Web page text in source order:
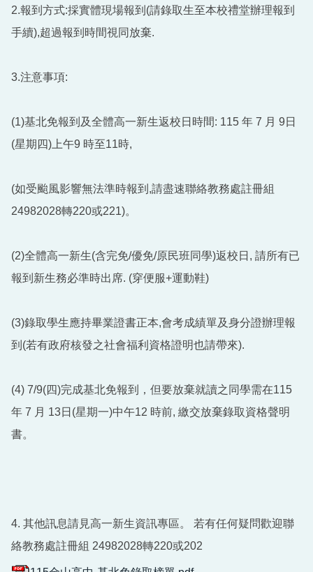
2.報到方式:採實體現場報到(請錄取生至本校禮堂辦理報到
手續),超過報到時間視同放棄.
3.注意事項:
(1)基北免報到及全體高一新生返校日時間: 115 年 7 月 9日
(星期四)上午9 時至11時,
(如受颱風影響無法準時報到,請盡速聯絡教務處註冊組
24982028轉220或221)。
(2)全體高一新生(含完免/優免/原民班同學)返校日, 請所有已
報到新生務必準時出席. (穿便服+運動鞋)
(3)錄取學生應持畢業證書正本,會考成績單及身分證辦理報
到(若有政府核發之社會福利資格證明也請帶來).
(4) 7/9(四)完成基北免報到，但要放棄就讀之同學需在115
年 7 月 13日(星期一)中午12 時前, 繳交放棄錄取資格聲明
書。
4. 其他訊息請見高一新生資訊專區。 若有任何疑問歡迎聯
絡教務處註冊組 24982028轉220或202